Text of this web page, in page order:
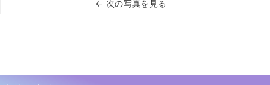
← 次の写真を見る